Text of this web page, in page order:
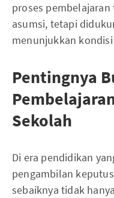
proses
asumsi, tetapi
menunjukkan
Pentingnya
Sekolah
Di era pendidikan
pengambilan
sebaiknya tidak